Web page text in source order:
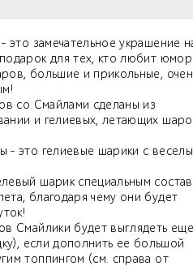
- это замечательное украшение
для тех, кто любит юмор!
большие и прикольные,
со Смайлами сделаны из
и гелиевых, летающих
это гелиевые шарики с
шарик специальным
благодаря чему они будет
Смайлики будет выглядеть еще
если дополнить ее большой
топпингом (см. справа от